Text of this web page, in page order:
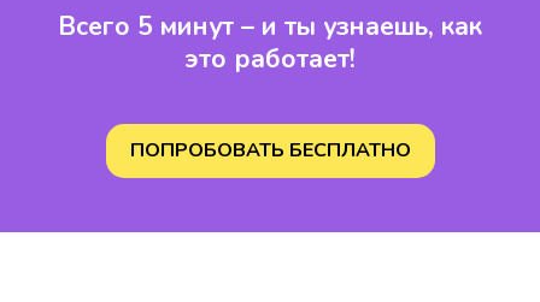
Всего 5 минут – и ты узнаешь, как
это работает!
ПОПРОБОВАТЬ БЕСПЛАТНО